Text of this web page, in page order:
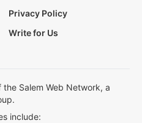
Privacy Policy
Write for Us
Salem Web Network, a
include: